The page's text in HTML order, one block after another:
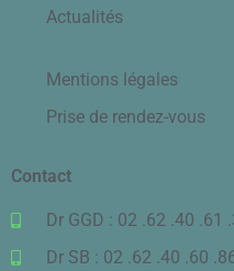
Actualités
Mentions légales
Prise de rendez-vous
Contact
Dr GGD : 02 .62 .40 .61
Dr SB : 02 .62 .40 .60